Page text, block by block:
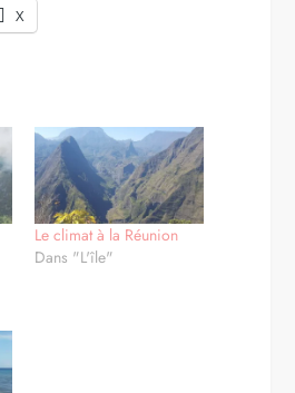
X
Le climat à la Réunion
Dans "L'île"